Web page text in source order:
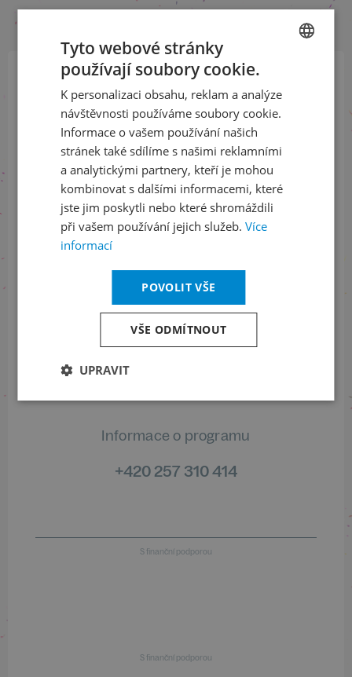
Přihlaste se k našemu newsletteru
a buďte jako první v obraze
ODEBÍRAT NEWSLETTER
Sledujte nás na sociálních sítích
Informace o stavu objednávek
+420 461 049 232
Informace o programu
+420 257 310 414
S finanční podporou
S finanční podporou
ENGLISH
Tyto webové stránky
používají soubory cookie.
K personalizaci obsahu, reklam a analýze
návštěvnosti používáme soubory cookie.
Informace o vašem používání našich
stránek také sdílíme s našimi reklamními
a analytickými partnery, kteří je mohou
kombinovat s dalšími informacemi, které
jste jim poskytli nebo které shromáždili
při vašem používání jejich služeb. Více
informací
POVOLIT VŠE
VŠE ODMÍTNOUT
UPRAVIT